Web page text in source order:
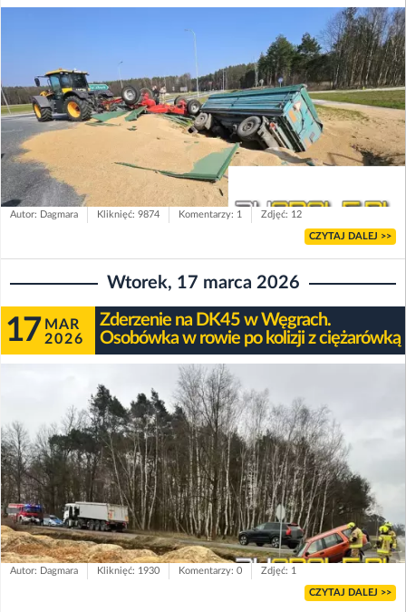
Autor: Dagmara Kliknięć: 9874 Komentarzy: 1 Zdjęć: 12
CZYTAJ DALEJ >>
Wtorek, 17 marca 2026
17 MAR
2026
Zderzenie na DK45 w Węgrach.
Osobówka w rowie po kolizji z ciężarówką
Autor: Dagmara Kliknięć: 1930 Komentarzy: 0 Zdjęć: 1
CZYTAJ DALEJ >>